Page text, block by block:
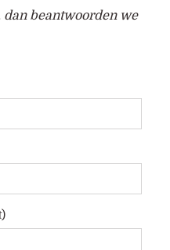
beantwoorden we